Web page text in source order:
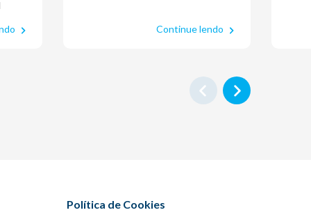
Continue lendo
Política de Cookies